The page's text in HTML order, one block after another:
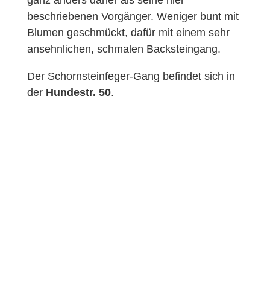
beschriebenen Vorgänger. Weniger bunt mit
Blumen geschmückt, dafür mit einem sehr
ansehnlichen, schmalen Backsteingang.
Der Schornsteinfeger-Gang befindet sich in
der Hundestr. 50.